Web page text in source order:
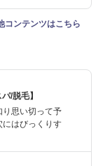
コンテンツはこちら
/脱毛】
り思い切って予
にはびっくりす